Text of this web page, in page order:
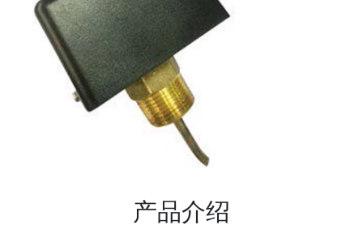
产品介绍